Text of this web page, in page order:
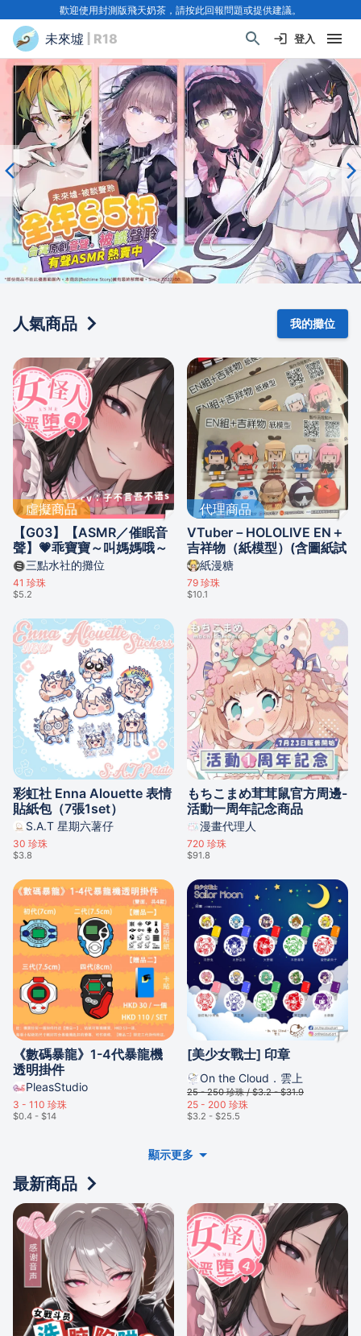
歡迎使用封測版飛天奶茶，請按此回報問題或提供建議。
未來墟 | R18 登入
我的攤位
人氣商品
虛擬商品
【G03】【ASMR／催眠音
聲】💗乖寶寶～叫媽媽哦～
溫柔怪人姐姐的陷阱——女
怪人惡墮④【中文音聲】
三點水社的攤位
41 珍珠
$5.2
代理商品
VTuber－HOLOLIVE EN＋
吉祥物（紙模型）(含圖紙試
做)紙漫糖
79 珍珠
$10.1
彩虹社 Enna Alouette 表情
貼紙包（7張1set）
S.A.T 星期六薯仔
30 珍珠
$3.8
もちこまめ茸茸鼠官方周邊-
活動一周年記念商品
漫畫代理人
720 珍珠
$91.8
《數碼暴龍》1-4代暴龍機
透明掛件
PleasStudio
3 - 110 珍珠
$0.4 - $14
[美少女戰士] 印章
On the Cloud．雲上
25 - 250珍珠 /$3.2 - $31.9
25 - 200 珍珠
$3.2 - $25.5
顯示更多
最新商品